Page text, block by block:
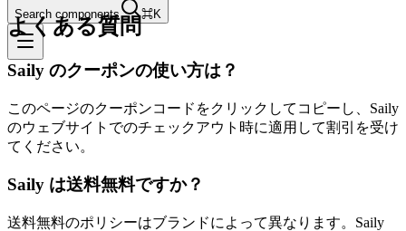
Search components ⌘K
よくある質問
Saily のクーポンの使い方は？
このページのクーポンコードをクリックしてコピーし、Saily
のウェブサイトでのチェックアウト時に適用して割引を受け
てください。
Saily は送料無料ですか？
送料無料のポリシーはブランドによって異なります。Saily